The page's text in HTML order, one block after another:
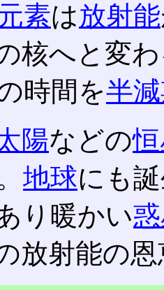
素は放射能
核へと変
時間を半
陽などの
地球にも
り暖かい
放射能の